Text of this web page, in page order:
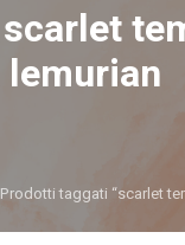
scarlet
lemurian
Prodotti taggati “scarlet